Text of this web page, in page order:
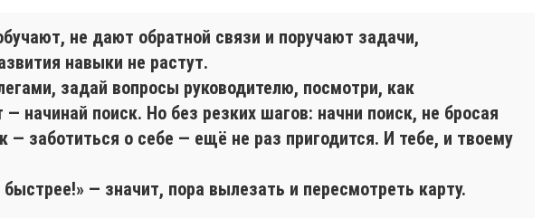
не дают обратной связи и поручают задачи,
навыки не растут.
задай вопросы руководителю, посмотри, как
начинай поиск. Но без резких шагов: начни поиск, не бросая
заботиться о себе — ещё не раз пригодится. И тебе, и твоему
— значит, пора вылезать и пересмотреть карту.